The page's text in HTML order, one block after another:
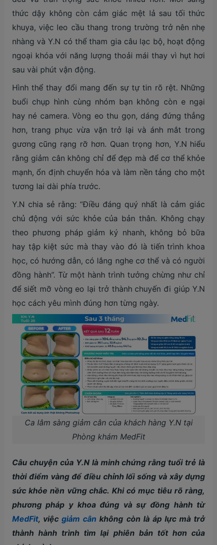
thức dậy không còn cảm giác mệt lả sau tối thức
khuya, việc leo cầu thang trong trường trở nên nhẹ
nhàng và Y.N có thể tham gia câu lạc bộ, hoạt động
ngoại khóa với năng lượng thoải mái thay vì hụt hơi
sau vài phút vận động.
Hình thể thay đổi mang đến sự tự tin rõ rệt. Những
buổi chụp hình cùng nhóm bạn không còn e ngại
hay né camera. Vòng eo thu gọn, dáng đứng thẳng
hơn, trang phục vừa vặn trở lại và ánh mắt trong
gương cũng rạng rỡ hơn. Quan trọng hơn, Y.N hiểu
rằng giảm cân không chỉ để đẹp mà để cơ thể khỏe
mạnh, ổn định chuyển hóa và làm nền tảng cho một
tương lai dài phía trước.
Y.N chia sẻ rằng: “Điều đáng quý nhất là cảm giác
chủ động với sức khỏe của bản thân. Không chạy
theo phương pháp giảm ký nhanh, không bỏ bữa
hay tập kiệt sức mà thay vào đó là tiến trình khoa
học, có hướng dẫn, có lắng nghe cơ thể và có người
đồng hành”. Từ một hành trình tưởng chừng như chỉ
để siết mỡ vòng eo lại trở thành chuyến đi giúp Y.N
học cách yêu mình đúng hơn từng ngày.
Ca lâm sàng giảm cân của khách hàng Y.N tại
Phòng khám MedFit
Câu chuyện của Y.N là minh chứng rằng tuổi trẻ là
thời điểm vàng để điều chỉnh lối sống và xây dựng
sức khỏe nền vững chắc. Khi có mục tiêu rõ ràng,
phương pháp y khoa đúng và sự đồng hành từ
MedFit, việc giảm cân không còn là áp lực mà trở
thành hành trình tìm lại phiên bản tốt hơn của